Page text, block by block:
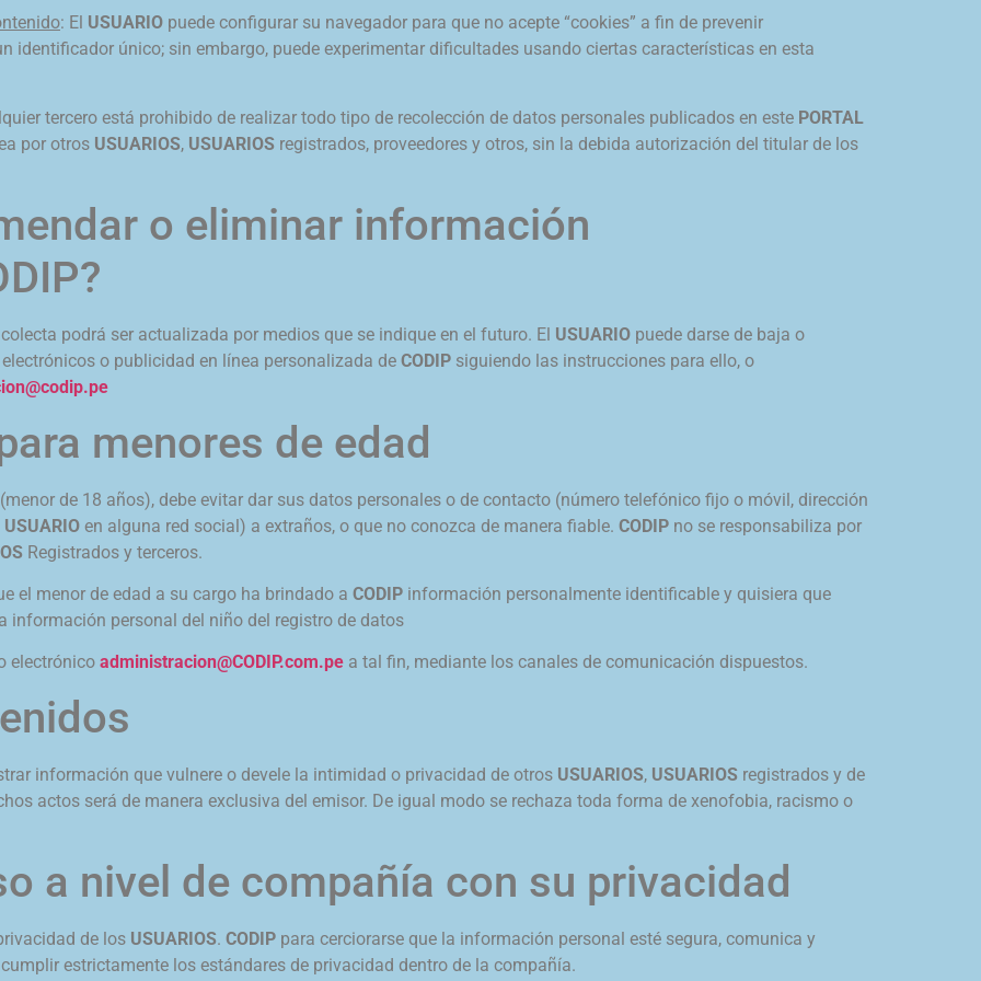
: El USUARIO puede configurar su navegador para que no acepte “cookies” a fin de prevenir
identificador único; sin embargo, puede experimentar dificultades usando ciertas características en esta
tercero está prohibido de realizar todo tipo de recolección de datos personales publicados en este PORTAL
por otros USUARIOS, USUARIOS registrados, proveedores y otros, sin la debida autorización del titular de los
o eliminar información
colecta podrá ser actualizada por medios que se indique en el futuro. El USUARIO puede darse de baja o
o publicidad en línea personalizada de CODIP siguiendo las instrucciones para ello, o
menores de edad
de 18 años), debe evitar dar sus datos personales o de contacto (número telefónico fijo o móvil, dirección
USUARIO en alguna red social) a extraños, o que no conozca de manera fiable. CODIP no se responsabiliza por
Registrados y terceros.
el menor de edad a su cargo ha brindado a CODIP información personalmente identificable y quisiera que
información personal del niño del registro de datos
electrónico administracion@CODIP.com.pe a tal fin, mediante los canales de comunicación dispuestos.
información que vulnere o devele la intimidad o privacidad de otros USUARIOS, USUARIOS registrados y de
actos será de manera exclusiva del emisor. De igual modo se rechaza toda forma de xenofobia, racismo o
a nivel de compañía con su privacidad
de los USUARIOS. CODIP para cerciorarse que la información personal esté segura, comunica y
estrictamente los estándares de privacidad dentro de la compañía.